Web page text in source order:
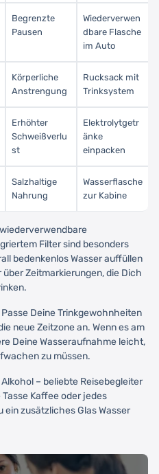
Begrenzte
Pausen
Wiederverwen
dbare Flasche
im Auto
Körperliche
Anstrengung
Rucksack mit
Trinksystem
Erhöhter
Schweißverlu
st
Elektrolytgetr
änke
einpacken
Salzhaltige
Nahrung
Wasserflasche
zur Kabine
Filter sind besonders
bedenkenlos Wasser auffüllen
Zeitmarkierungen, die Dich
Deine Trinkgewohnheiten
neue Zeitzone an. Wenn es am
Deine Wasseraufnahme leicht,
zu müssen.
– beliebte Reisebegleiter
Kaffee oder jedes
zusätzliches Glas Wasser